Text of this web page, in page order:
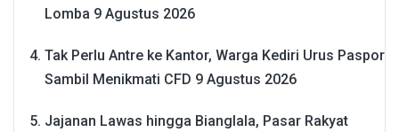
Lomba 9 Agustus 2026
Tak Perlu Antre ke Kantor, Warga Kediri Urus Paspor
Sambil Menikmati CFD 9 Agustus 2026
Jajanan Lawas hingga Bianglala, Pasar Rakyat